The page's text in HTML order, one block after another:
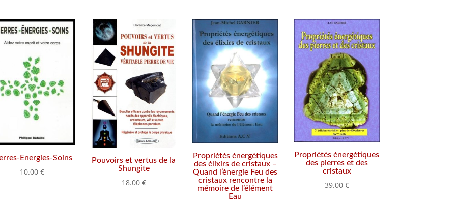
Energies-Soins
10.00€
Pouvoirs et vertus de la
Shungite
18.00 €
Propriétés énergétiques
des élixirs de cristaux –
Quand l’énergie Feu des
cristaux rencontre la
mémoire de l’élément
Eau
Propriétés énergétiques
des pierres et des
cristaux
39.00 €